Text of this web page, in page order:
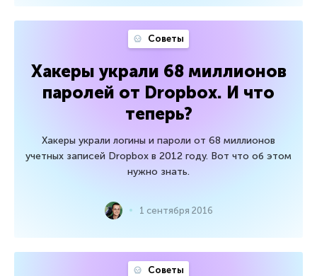
Советы
Хакеры украли 68 миллионов
паролей от Dropbox. И что
теперь?
Хакеры украли логины и пароли от 68 миллионов
учетных записей Dropbox в 2012 году. Вот что об этом
нужно знать.
1 сентября 2016
Советы